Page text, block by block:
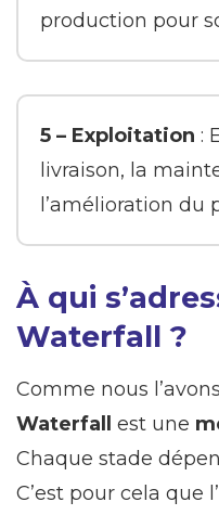
production pour
5 – Exploitation :
livraison, la
l’amélioration du
À qui
Waterfall ?
Comme nous
Waterfall est une
Chaque stade
C’est pour cela que l’